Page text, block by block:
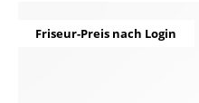
Friseur-Preis nach Login